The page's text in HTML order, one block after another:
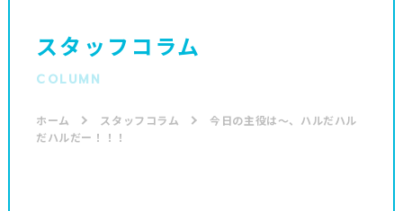
スタッフコラム
COLUMN
ホーム スタッフコラム
今日の主役は〜、ハルだハル
だハルだー！！！